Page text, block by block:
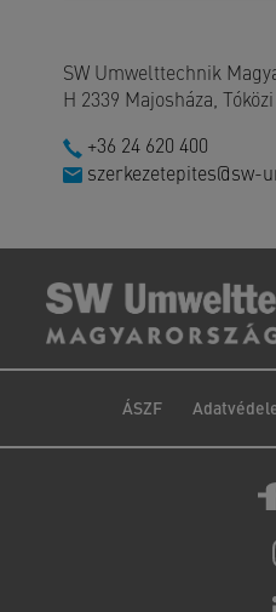
SW Umwelttechnik
H 2339 Majosháza, Tóközi
+36 24 620 400
szerkezetepites@sw-
ÁSZF